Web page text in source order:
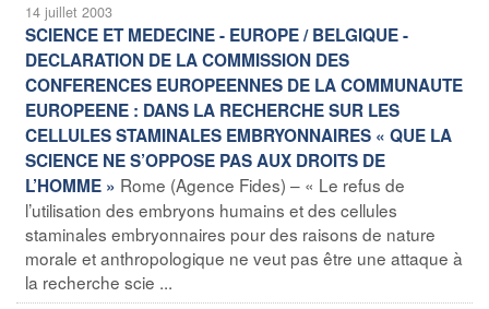
14 juillet 2003
SCIENCE ET MEDECINE - EUROPE / BELGIQUE -
DECLARATION DE LA COMMISSION DES
CONFERENCES EUROPEENNES DE LA COMMUNAUTE
EUROPEENE : DANS LA RECHERCHE SUR LES
CELLULES STAMINALES EMBRYONNAIRES « QUE LA
SCIENCE NE S’OPPOSE PAS AUX DROITS DE
L’HOMME » Rome (Agence Fides) – « Le refus de
l’utilisation des embryons humains et des cellules
staminales embryonnaires pour des raisons de nature
morale et anthropologique ne veut pas être une attaque à
la recherche scie ...